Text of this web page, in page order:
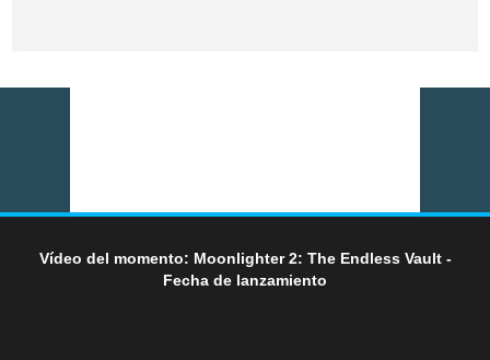
Vídeo del momento: Moonlighter 2: The Endless Vault -
Fecha de lanzamiento